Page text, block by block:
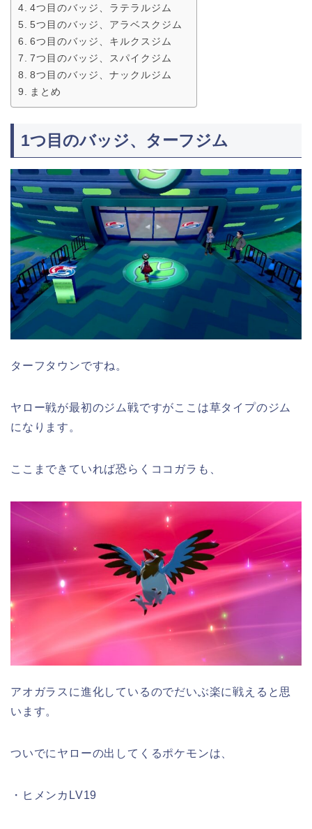
4つ目のバッジ、ラテラルジム
5つ目のバッジ、アラベスクジム
6つ目のバッジ、キルクスジム
7つ目のバッジ、スパイクジム
8つ目のバッジ、ナックルジム
まとめ
1つ目のバッジ、ターフジム
ターフタウンですね。
ヤロー戦が最初のジム戦ですがここは草タイプのジム
になります。
ここまできていれば恐らくココガラも、
アオガラスに進化しているのでだいぶ楽に戦えると思
います。
ついでにヤローの出してくるポケモンは、
・ヒメンカLV19